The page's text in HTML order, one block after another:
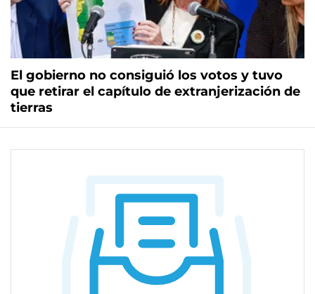
El gobierno no consiguió los votos y tuvo
que retirar el capítulo de extranjerización de
tierras